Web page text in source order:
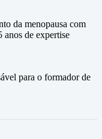
da menopausa com
anos de expertise
para o formador de